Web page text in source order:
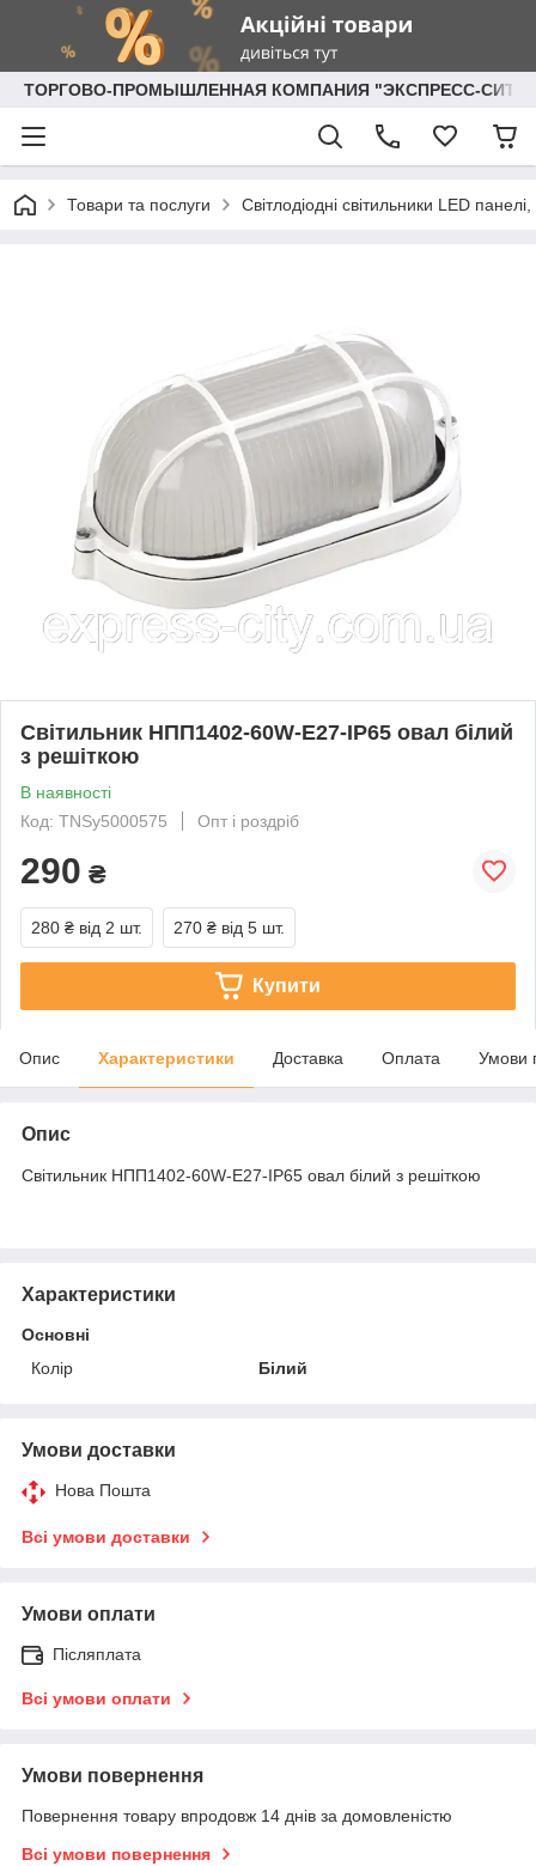
ТОРГОВО-ПРОМЫШЛЕННАЯ КОМПАНИЯ "ЭКСПРЕСС-СИТИ"
Товари та послуги Світлодіодні світильники LED
Світильник НПП1402-60W-E27-IP65 овал білий
з решіткою
В наявності
Код: TNSy5000575
Опт і роздріб
290 ₴
280 ₴ від 2 шт. 270 ₴ від 5 шт.
Купити
Опис Характеристики Доставка Оплата Умови
Опис
Світильник НПП1402-60W-E27-IP65 овал білий з решіткою
Характеристики
Основні
Колір
Білий
Умови доставки
Нова Пошта
Всі умови доставки
Умови оплати
Післяплата
Всі умови оплати
Умови повернення
Повернення товару впродовж 14 днів за домовленістю
Всі умови повернення